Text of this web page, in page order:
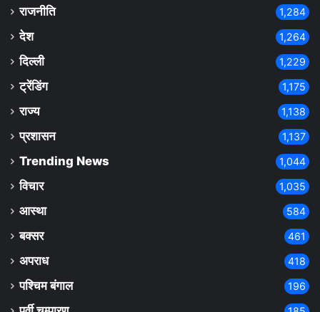
राजनीति 1,284
देश 1,264
दिल्ली 1,229
ट्रेंडिंग 1,175
राज्य 1,138
प्रशासन 1,137
Trending News 1,044
विचार 1,035
आस्था 584
बक्सर 461
अपराध 418
पश्चिम बंगाल 196